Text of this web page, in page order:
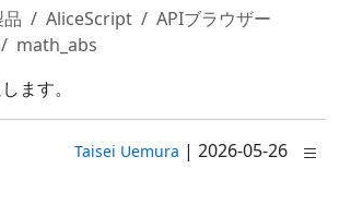
AliceScript
APIブラウザー
math_abs
ます。
Taisei Uemura | 2026-05-26